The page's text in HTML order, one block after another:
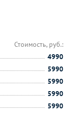
Стоимость, руб.:
4990
5990
5990
5990
5990